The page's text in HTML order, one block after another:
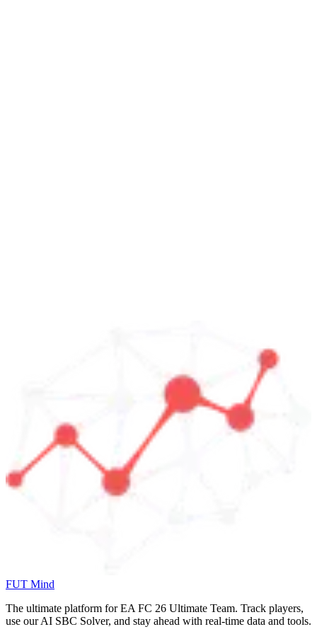
FUT Mind
The ultimate platform for EA FC 26 Ultimate Team. Track players,
use our AI SBC Solver, and stay ahead with real-time data and tools.